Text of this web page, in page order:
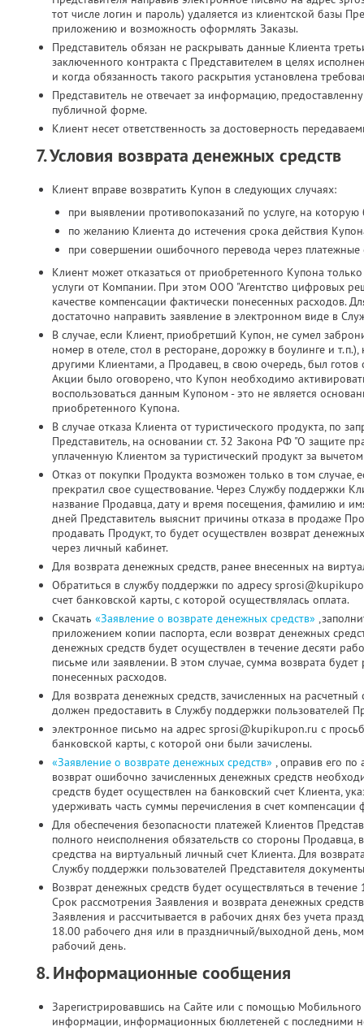
тот числе логин и пароль) удаляется из клиентской базы
приложению и возможность оформлять Заказы.
Представитель обязан не раскрывать данные Клиента
заключенного контракта с Представителем в целях
и когда обязанность такого раскрытия установлена
Представитель не отвечает за информацию,
публичной форме.
Клиент несет ответственность за достоверность
7. Условия возврата денежных средств
Клиент вправе возвратить Купон в следующих случаях:
при выявлении противопоказаний по услуге, на
по желанию Клиента до истечения срока действия
при совершении ошибочного перевода через платежные
Клиент может отказаться от приобретенного Купона
услуги от Компании. При этом ООО "Агентство цифровых
качестве компенсации фактически понесенных расходов.
достаточно направить заявление в электронном виде в
В случае, если Клиент, приобретший Купон, не сумел
номер в отеле, стол в ресторане, дорожку в боулинге и
другими Клиентами, а Продавец, в свою очередь, был готов
Акции было оговорено, что Купон необходимо
воспользоваться данным Купоном - это не является
приобретенного Купона.
В случае отказа Клиента от туристического продукта, по
Представитель, на основании ст. 32 Закона РФ "О защите
уплаченную Клиентом за туристический продукт за
Отказ от покупки Продукта возможен только в том
прекратил свое существование. Через Службу поддержки
название Продавца, дату и время посещения, фамилию и
дней Представитель выяснит причины отказа в продаже
продавать Продукт, то будет осуществлен возврат
через личный кабинет.
Для возврата денежных средств, ранее внесенных на
Обратиться в службу поддержки по адресу
счет банковской карты, с которой осуществлялась оплата.
Скачать «Заявление о возврате денежных средств»
приложением копии паспорта, если возврат денежных
денежных средств будет осуществлен в течение десяти
письме или заявлении. В этом случае, сумма возврата
понесенных расходов.
Для возврата денежных средств, зачисленных на
должен предоставить в Службу поддержки пользователей
электронное письмо на адрес sprosi@kupikupon.ru с
банковской карты, с которой они были зачислены.
«Заявление о возврате денежных средств» , оправив его
возврат ошибочно зачисленных денежных средств
средств будет осуществлен на банковский счет Клиента,
удерживать часть суммы перечисления в счет компенсации
Для обеспечения безопасности платежей Клиентов
полного неисполнения обязательств со стороны
средства на виртуальный личный счет Клиента. Для
Службу поддержки пользователей Представителя
Возврат денежных средств будет осуществляться в
Срок рассмотрения Заявления и возврата денежных
Заявления и рассчитывается в рабочих днях без учета
18.00 рабочего дня или в праздничный/выходной день,
рабочий день.
8. Информационные сообщения
Зарегистрировавшись на Сайте или с помощью
информации, информационных бюллетеней с последними